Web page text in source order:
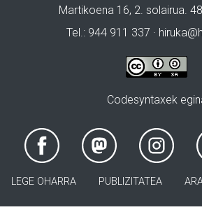
Martikoena 16, 2. solairua.
Tel.: 944 911 337 ·
Codesyntaxek
LEGE OHARRA PUBLIZITATEA